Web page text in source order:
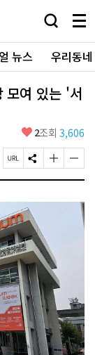
검
창
열
기
메
뉴
전
체
보
기
뉴스 우리동
모여 있는 '서
좋
요
2조회 3,606
페
이
U
R
L
복
사
S
N
공
하
기
글
자
기
하
기
글
자
기
작
게